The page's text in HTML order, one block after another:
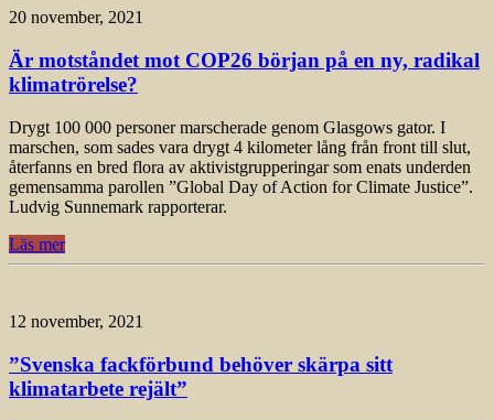
20 november, 2021
Är motståndet mot COP26 början på en ny, radikal
klimatrörelse?
Drygt 100 000 personer marscherade genom Glasgows gator. I
marschen, som sades vara drygt 4 kilometer lång från front till slut,
återfanns en bred flora av aktivistgrupperingar som enats underden
gemensamma parollen ”Global Day of Action for Climate Justice”.
Ludvig Sunnemark rapporterar.
Läs mer
12 november, 2021
”Svenska fackförbund behöver skärpa sitt
klimatarbete rejält”